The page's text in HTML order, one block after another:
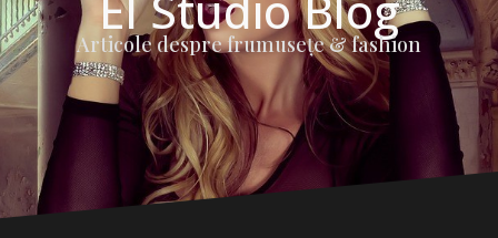
Articole despre frumuseţe & fashion